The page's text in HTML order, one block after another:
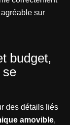
sur
budget,
se
des détails liés
amovible,